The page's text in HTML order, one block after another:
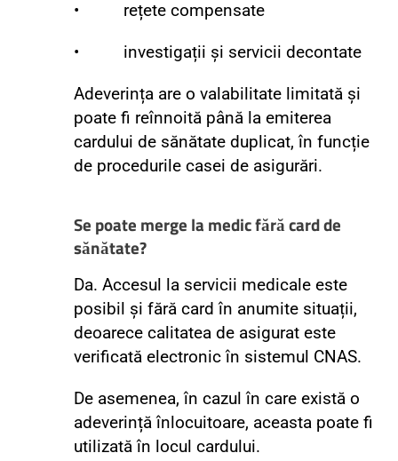
• rețete compensate
• investigații și servicii decontate
Adeverința are o valabilitate limitată și
poate fi reînnoită până la emiterea
cardului de sănătate duplicat, în funcție
de procedurile casei de asigurări.
Se poate merge la medic fără card de
sănătate?
Da. Accesul la servicii medicale este
posibil și fără card în anumite situații,
deoarece calitatea de asigurat este
verificată electronic în sistemul CNAS.
De asemenea, în cazul în care există o
adeverință înlocuitoare, aceasta poate fi
utilizată în locul cardului.